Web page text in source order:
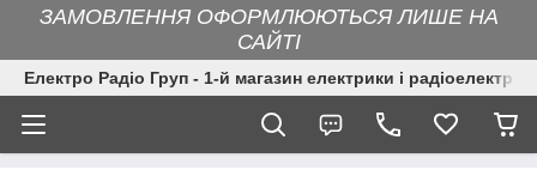
ЗАМОВЛЕННЯ ОФОРМЛЮЮТЬСЯ ЛИШЕ НА
САЙТІ
Електро Радіо Груп - 1-й магазин електрики і